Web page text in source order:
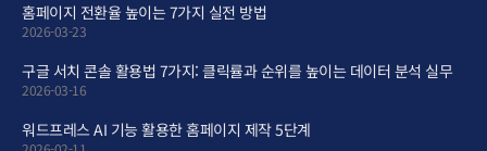
홈페이지 전환율 높이는 7가지 실전 방법
2026-03-23
구글 서치 콘솔 활용법 7가지: 클릭률과 순위를 높이는 데이터 분석 실무
2026-03-16
워드프레스 AI 기능 활용한 홈페이지 제작 5단계